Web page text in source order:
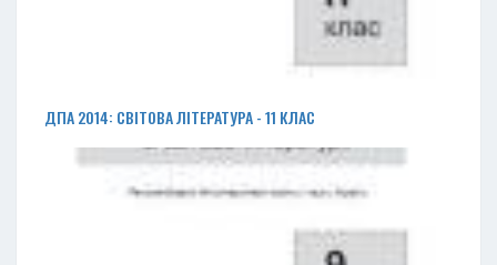
ДПА 2014: СВІТОВА ЛІТЕРАТУРА - 11 КЛАС